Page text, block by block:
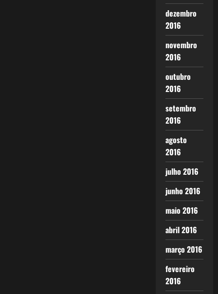
dezembro
2016
novembro
2016
outubro
2016
setembro
2016
agosto
2016
julho 2016
junho 2016
maio 2016
abril 2016
março 2016
fevereiro
2016